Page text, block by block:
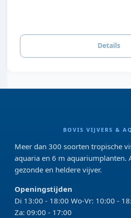
Details
BOVIS VIJVERS &
Meer dan 300 soorten tropische
aquaria en 6 m aquariumplanten.
gezonde en heldere vijver.
Openingstijden
Di 13:00 - 18:00 Wo-Vr: 10:00 -
Za: 09:00 - 17:00